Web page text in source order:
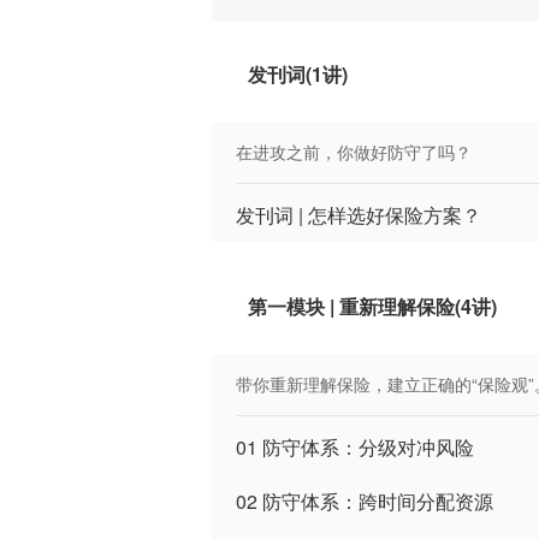
发刊词(1讲)
在进攻之前，你做好防守了吗？
发刊词 | 怎样选好保险方案？
第一模块 | 重新理解保险(4讲)
带你重新理解保险，建立正确的“保险观”
01 防守体系：分级对冲风险
02 防守体系：跨时间分配资源